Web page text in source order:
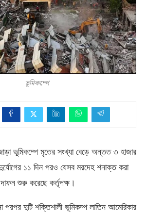
ভূমিকম্পে
ভূমিকম্পে মৃতের সংখ্যা বেড়ে অন্তত ৩ হাজার
১১ দিন পরও যেসব মরদেহ শনাক্ত করা
শুরু করেছে কর্তৃপক্ষ।
দুটি শক্তিশালী ভূমিকম্প লাতিন আমেরিকার